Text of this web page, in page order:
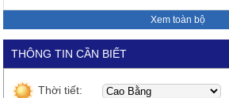
Xem toàn bộ
THÔNG TIN CẦN BIẾT
Thời tiết: